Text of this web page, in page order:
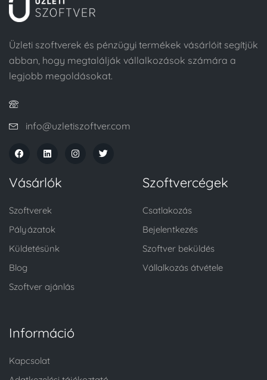
Üzleti szoftverek és pénzügyi termékek vásárlóit segítjük
abban, hogy megtalálják vállalkozások számára a
legjobb megoldásokat.
info@uzletiszoftver.com
Vásárlók
Szoftverek
Pályázatok
Küldetésünk
Blog
Szoftver ajánlás
Szoftvercégek
Csatlakozás
Bejelentkezés
Szoftver beküldés
Vállalkozás átvétele
Információ
Kapcsolat